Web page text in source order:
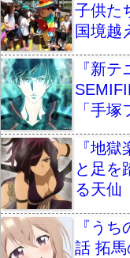
子供た
国境越
『新
「手
『地
と足を
る天仙
『う
話 拓